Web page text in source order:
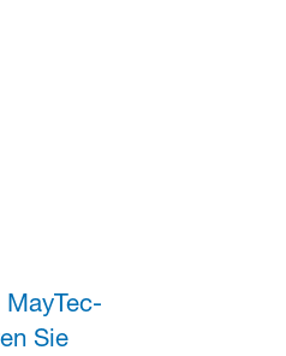
Sie